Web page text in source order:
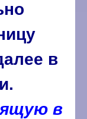
в
в